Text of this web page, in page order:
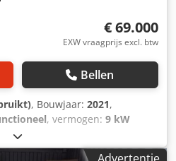
€ 69.000
EXW vraagprijs excl. btw
Bellen
, Bouwjaar: 2021,
, vermogen: 9 kW
6.100 kg, Uitrusting:CE-